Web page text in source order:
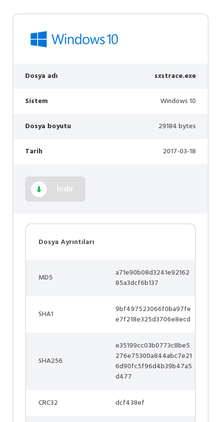
Dosya adı sxstrace.exe
Sistem Windows 10
Dosya boyutu 29184 bytes
Tarih 2017-03-18
İndir
Dosya Ayrıntıları
MD5
a71e90b08d3241e92162
85a3dcf6b137
SHA1
9bf497523066f0ba97fe
e7f218e325d3706e8ecd
SHA256
e35199cc03b0773c8be5
276e75300a844abc7e21
6d90fc5f96d4b39b47a5
d477
CRC32 dcf438ef